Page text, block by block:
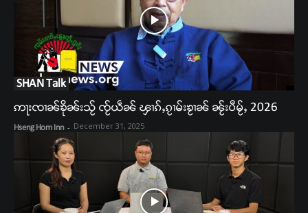
SHAN Talk
ဢႃးၸၢၼ်ၶိုၼ်းသႂ် ၸႂ်ယဵၼ် ၾၢၵ်ႇၵႂၢမ်းၶႂၢၼ် ၼႂ်းပီမႂ်ႇ 2026
Hseng Hom Inn - December 31, 2025